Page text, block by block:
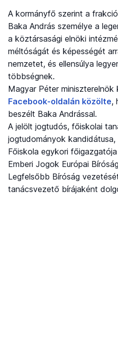
A kormányfő szerint a
Baka András személye a
a köztársasági elnöki
méltóságát és képességét
nemzetet, és ellensúlya
többségnek.
Magyar Péter miniszterelnök
Facebook-oldalán közölte,
beszélt Baka Andrással.
A jelölt jogtudós, főiskolai
jogtudományok kandidátusa,
Főiskola egykori
Emberi Jogok Európai
Legfelsőbb Bíróság
tanácsvezető bírájaként